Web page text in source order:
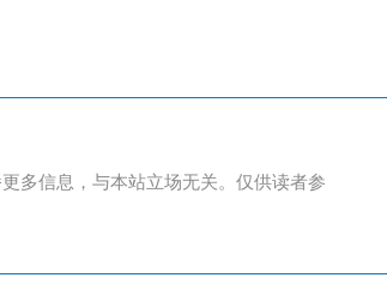
多信息，与本站立场无关。仅供读者参